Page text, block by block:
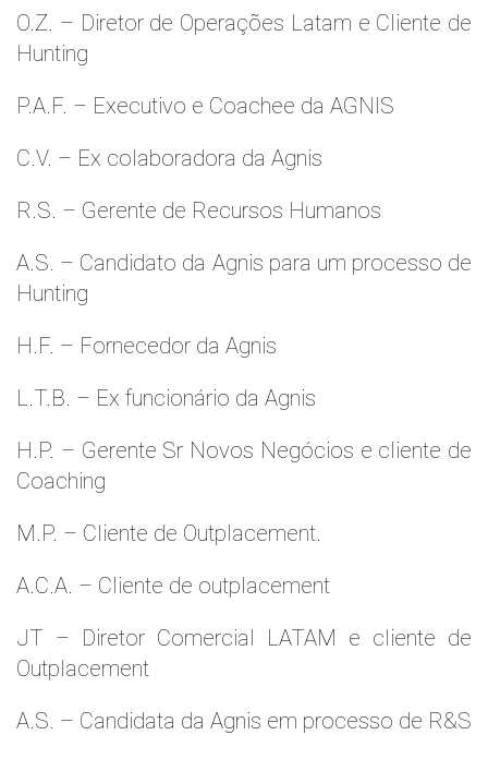
O.Z. – Diretor de Operações Latam e Cliente de
Hunting
P.A.F. – Executivo e Coachee da AGNIS
C.V. – Ex colaboradora da Agnis
R.S. – Gerente de Recursos Humanos
A.S. – Candidato da Agnis para um processo de
Hunting
H.F. – Fornecedor da Agnis
L.T.B. – Ex funcionário da Agnis
H.P. – Gerente Sr Novos Negócios e cliente de
Coaching
M.P. – Cliente de Outplacement.
A.C.A. – Cliente de outplacement
JT – Diretor Comercial LATAM e cliente de
Outplacement
A.S. – Candidata da Agnis em processo de R&S